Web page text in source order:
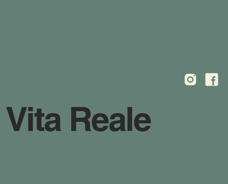
Vita Reale